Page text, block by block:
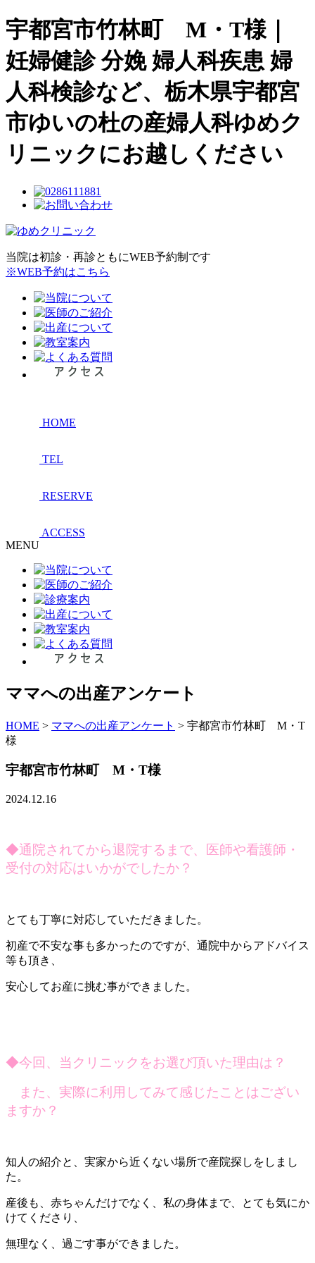
宇都宮市竹林町 M・T様｜
妊婦健診 分娩 婦人科疾患 婦
人科検診など、栃木県宇都宮
市ゆいの杜の産婦人科ゆめク
リニックにお越しください
当院は初診・再診ともにWEB予約制です
※WEB予約はこちら
HOME
TEL
RESERVE
ACCESS
MENU
ママへの出産アンケート
HOME > ママへの出産アンケート > 宇都宮市竹林町 M・T
様
宇都宮市竹林町 M・T様
2024.12.16
◆通院されてから退院するまで、医師や看護師・
受付の対応はいかがでしたか？
とても丁寧に対応していただきました。
初産で不安な事も多かったのですが、通院中からアドバイス
等も頂き、
安心してお産に挑む事ができました。
◆今回、当クリニックをお選び頂いた理由は？
また、実際に利用してみて感じたことはござい
ますか？
知人の紹介と、実家から近くない場所で産院探しをしまし
た。
産後も、赤ちゃんだけでなく、私の身体まで、とても気にか
けてくださり、
無理なく、過ごす事ができました。